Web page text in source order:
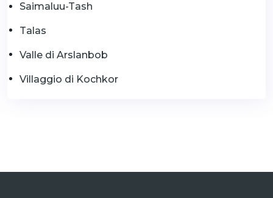
Saimaluu-Tash
Talas
Valle di Arslanbob
Villaggio di Kochkor